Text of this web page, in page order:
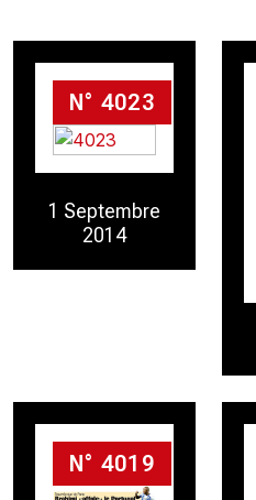
N° 4023
1 Septembre
2014
N° 4019